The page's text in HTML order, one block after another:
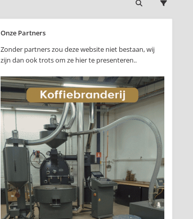
Onze Partners
Zonder partners zou deze website niet bestaan, wij
zijn dan ook trots om ze hier te presenteren..